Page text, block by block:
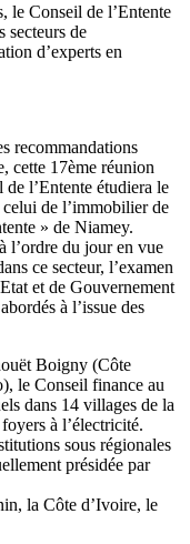
le Conseil de l’Entente
secteurs de
d’experts en
recommandations
cette 17ème réunion
l’Entente étudiera le
de l’immobilier de
» de Niamey.
l’ordre du jour en vue
ce secteur, l’examen
et de Gouvernement
à l’issue des
Boigny (Côte
le Conseil finance au
dans 14 villages de la
à l’électricité.
sous régionales
présidée par
la Côte d’Ivoire, le